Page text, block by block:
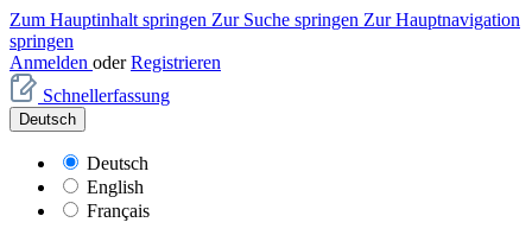
Zum Hauptinhalt springen Zur Suche springen Zur Hauptnavigation
springen
Anmelden oder Registrieren
Schnellerfassung
Deutsch
Deutsch
English
Français